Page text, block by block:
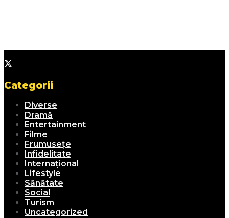
Categorii
Diverse
Dramă
Entertainment
Filme
Frumusețe
Infidelitate
Internațional
Lifestyle
Sănătate
Social
Turism
Uncategorized